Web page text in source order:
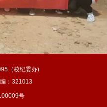
（校纪委办)
：321013
号